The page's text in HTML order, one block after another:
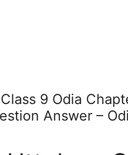
9 Odia
Answer –